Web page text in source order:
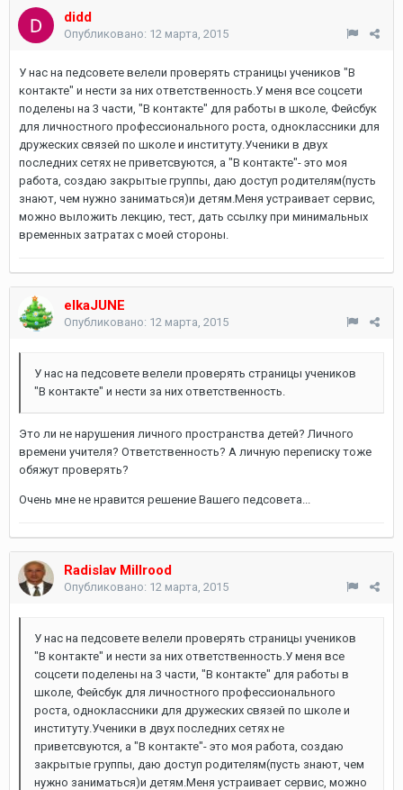
didd
Опубликовано: 12 марта, 2015
У нас на педсовете велели проверять страницы учеников "В
контакте" и нести за них ответственность.У меня все соцсети
поделены на 3 части, "В контакте" для работы в школе, Фейсбук
для личностного профессионального роста, одноклассники для
дружеских связей по школе и институту.Ученики в двух
последних сетях не приветсвуются, а "В контакте"- это моя
работа, создаю закрытые группы, даю доступ родителям(пусть
знают, чем нужно заниматься)и детям.Меня устраивает сервис,
можно выложить лекцию, тест, дать ссылку при минимальных
временных затратах с моей стороны.
elkaJUNE
Опубликовано: 12 марта, 2015
У нас на педсовете велели проверять страницы учеников
"В контакте" и нести за них ответственность.
Это ли не нарушения личного пространства детей? Личного
времени учителя? Ответственность? А личную переписку тоже
обяжут проверять?
Очень мне не нравится решение Вашего педсовета...
Radislav Millrood
Опубликовано: 12 марта, 2015
У нас на педсовете велели проверять страницы учеников
"В контакте" и нести за них ответственность.У меня все
соцсети поделены на 3 части, "В контакте" для работы в
школе, Фейсбук для личностного профессионального
роста, одноклассники для дружеских связей по школе и
институту.Ученики в двух последних сетях не
приветсвуются, а "В контакте"- это моя работа, создаю
закрытые группы, даю доступ родителям(пусть знают, чем
нужно заниматься)и детям.Меня устраивает сервис, можно